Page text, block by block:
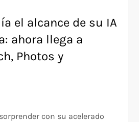
el alcance de su IA
ahora llega a
Photos y
con su acelerado